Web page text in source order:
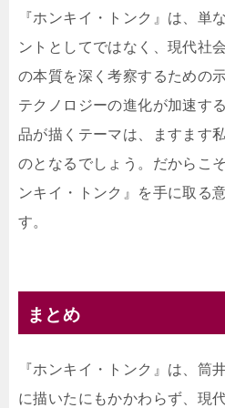
『ホンキイ・トンク』は、単
ントとしてではなく、現代社
の本質を深く考察するための
テクノロジーの進化が加速す
品が描くテーマは、ますます
のとなるでしょう。だからこ
ンキイ・トンク』を手に取る
す。
まとめ
『ホンキイ・トンク』は、筒
に描いたにもかかわらず、現